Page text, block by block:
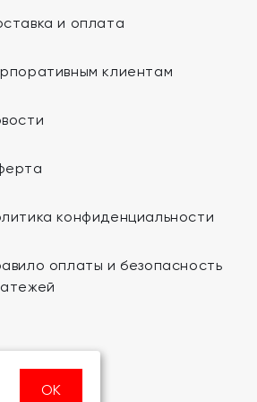
и оплата
клиентам
конфиденциальности
оплаты и безопасность
ОК